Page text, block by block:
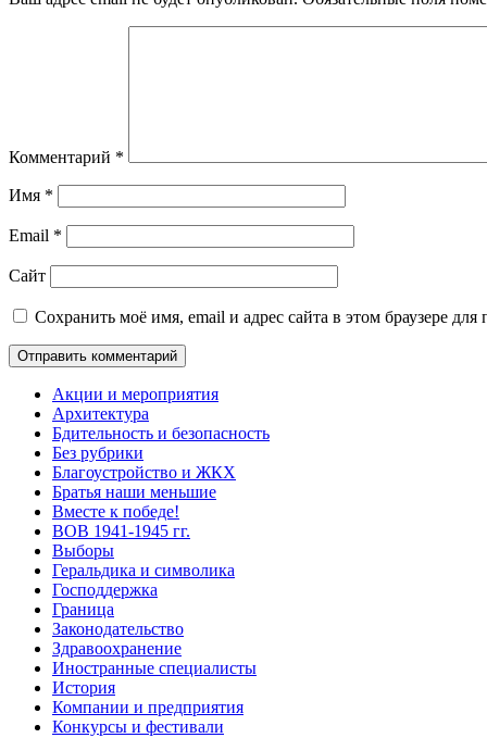
Комментарий *
Имя *
Email *
Сайт
Сохранить моё имя, email и адрес сайта в этом браузере
Акции и мероприятия
Архитектура
Бдительность и безопасность
Без рубрики
Благоустройство и ЖКХ
Братья наши меньшие
Вместе к победе!
ВОВ 1941-1945 гг.
Выборы
Геральдика и символика
Господдержка
Граница
Законодательство
Здравоохранение
Иностранные специалисты
История
Компании и предприятия
Конкурсы и фестивали